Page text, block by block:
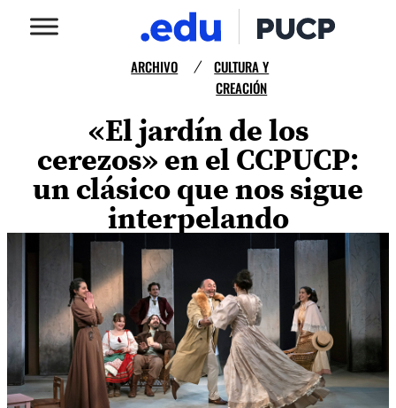
ARCHIVO /
CULTURA Y
CREACIÓN
«El jardín de los
cerezos» en el CCPUCP:
un clásico que nos sigue
interpelando